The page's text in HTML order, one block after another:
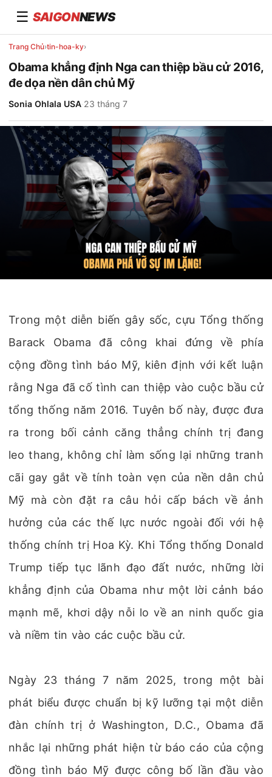
☰ SAIGONNEWS
Trang Chủ›tin-hoa-ky›
Obama khẳng định Nga can thiệp bầu cử 2016,
đe dọa nền dân chủ Mỹ
Sonia Ohlala USA·23 tháng 7
Trong một diễn biến gây sốc, cựu Tổng thống
Barack Obama đã công khai đứng về phía
cộng đồng tình báo Mỹ, kiên định với kết luận
rằng Nga đã cố tình can thiệp vào cuộc bầu cử
tổng thống năm 2016. Tuyên bố này, được đưa
ra trong bối cảnh căng thẳng chính trị đang
leo thang, không chỉ làm sống lại những tranh
cãi gay gắt về tính toàn vẹn của nền dân chủ
Mỹ mà còn đặt ra câu hỏi cấp bách về ảnh
hưởng của các thế lực nước ngoài đối với hệ
thống chính trị Hoa Kỳ. Khi Tổng thống Donald
Trump tiếp tục lãnh đạo đất nước, những lời
khẳng định của Obama như một lời cảnh báo
mạnh mẽ, khơi dậy nỗi lo về an ninh quốc gia
và niềm tin vào các cuộc bầu cử.
Ngày 23 tháng 7 năm 2025, trong một bài
phát biểu được chuẩn bị kỹ lưỡng tại một diễn
đàn chính trị ở Washington, D.C., Obama đã
nhắc lại những phát hiện từ báo cáo của cộng
đồng tình báo Mỹ được công bố lần đầu vào